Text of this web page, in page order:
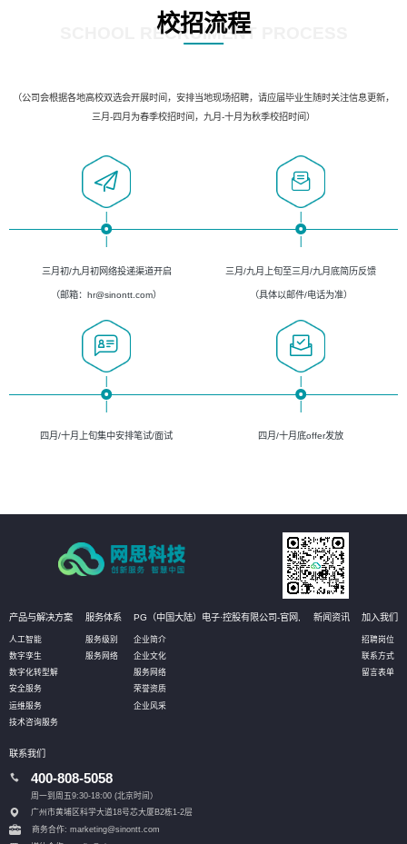
校招流程
SCHOOL RECRUIMENT PROCESS
（公司会根据各地高校双选会开展时间，安排当地现场招聘，请应届毕业生随时关注信息更新，
三月-四月为春季校招时间，九月-十月为秋季校招时间）
三月初/九月初网络投递渠道开启
（邮箱：hr@sinontt.com）
三月/九月上旬至三月/九月底简历反馈
（具体以邮件/电话为准）
四月/十月上旬集中安排笔试/面试 四月/十月底offer发放
产品与解决方案
人工智能
数字孪生
数字化转型解
安全服务
运维服务
技术咨询服务
服务体系
服务级别
服务网络
PG（中国大陆）电子·控股有限公司-官网,
企业简介
企业文化
服务网络
荣誉资质
企业风采
新闻资讯 加入我们
招聘岗位
联系方式
留言表单
联系我们
400-808-5058
周一到周五9:30-18:00 (北京时间）
广州市黄埔区科学大道18号芯大厦B2栋1-2层
商务合作: marketing@sinontt.com